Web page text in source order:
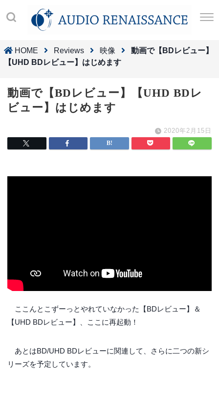
HOME Reviews 映像
動画で【BDレビュー】
【UHD BDレビュー】はじめます
動画で【BDレビュー】【UHD BDレ
ビュー】はじめます
2020年2月15日
ここんとこずーっとやれていなかった【BDレビュー】＆
【UHD BDレビュー】、ここに再起動！
あとはBD/UHD BDレビューに関連して、さらに二つの新シ
リーズを予定しています。